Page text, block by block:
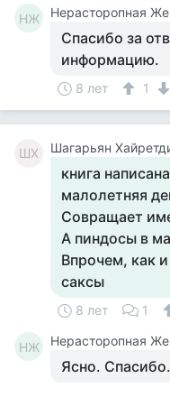
НЖ Нерасторопная
Спасибо за
информацию.
8 лет 1
ШХ Шагарьян
книга
малолетняя
Совращает
А пиндосы в
Впрочем, как
саксы
8 лет 1
НЖ Нерасторопная
Ясно. Спасибо.